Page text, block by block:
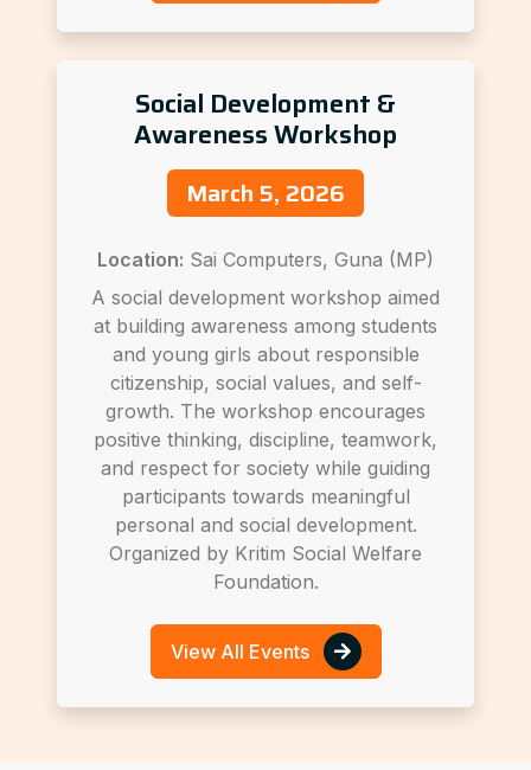
Social Development &
Awareness Workshop
March 5, 2026
Location: Sai Computers, Guna (MP)
A social development workshop aimed
at building awareness among students
and young girls about responsible
citizenship, social values, and self-
growth. The workshop encourages
positive thinking, discipline, teamwork,
and respect for society while guiding
participants towards meaningful
personal and social development.
Organized by Kritim Social Welfare
Foundation.
View All Events